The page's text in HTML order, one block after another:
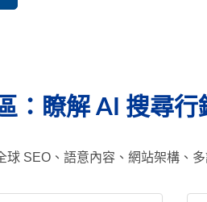
：瞭解 AI 搜尋
球 SEO、語意內容、網站架構、